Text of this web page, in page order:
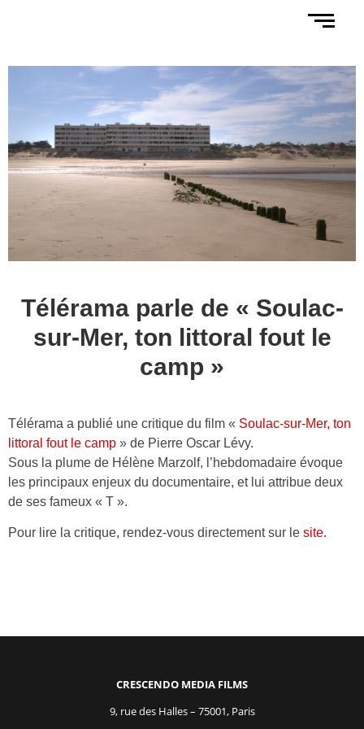
Télérama parle de « Soulac-
sur-Mer, ton littoral fout le
camp »
Télérama a publié une critique du film « Soulac-sur-Mer, ton
littoral fout le camp » de Pierre Oscar Lévy.
Sous la plume de Hélène Marzolf, l’hebdomadaire évoque
les principaux enjeux du documentaire, et lui attribue deux
de ses fameux « T ».
Pour lire la critique, rendez-vous directement sur le site.
CRESCENDO MEDIA FILMS
9, rue des Halles – 75001, Paris